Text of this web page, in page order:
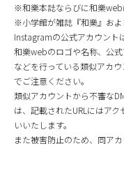
※和樂本誌ならびに和樂
※小学館が雑誌『和樂』お
Instagramの公式アカウント
和樂webのロゴや名称、公
などを行っている類似アカ
でご注意ください。
類似アカウントから不審な
は、記載されたURLにはア
いいたします。
また被害防止のため、同ア